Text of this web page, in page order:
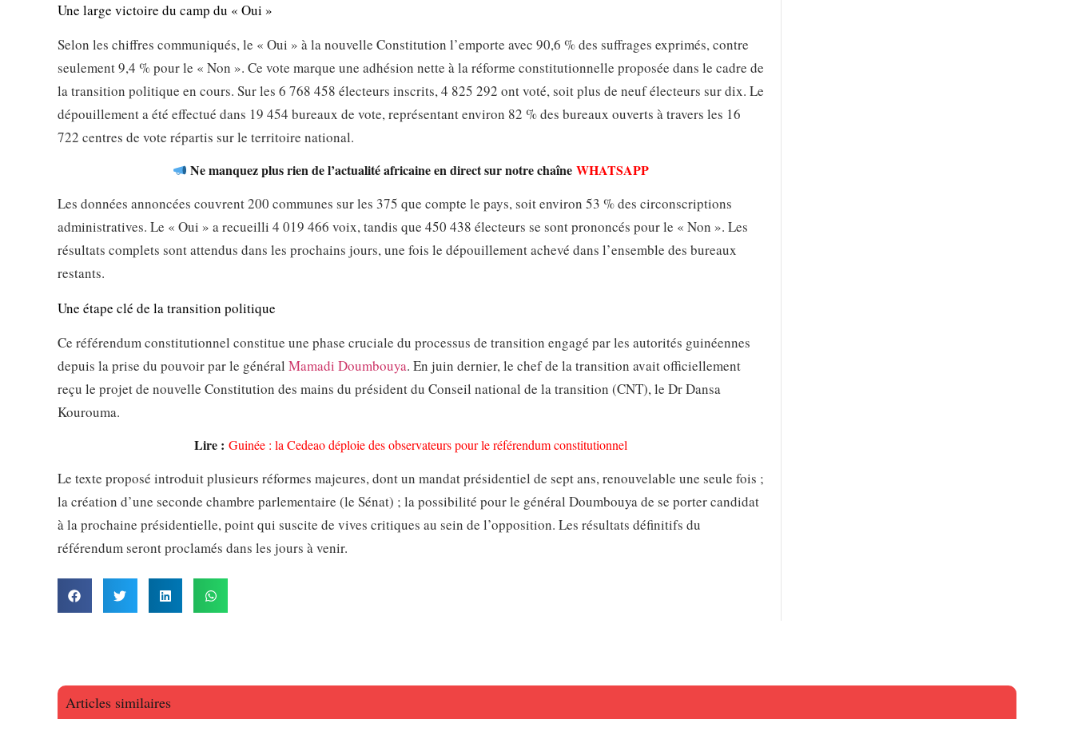
Une large victoire du camp du « Oui »
Selon les chiffres communiqués, le « Oui » à la nouvelle Constitution l’emporte avec 90,6 % des suffrages exprimés, contre
seulement 9,4 % pour le « Non ». Ce vote marque une adhésion nette à la réforme constitutionnelle proposée dans le cadre de
la transition politique en cours. Sur les 6 768 458 électeurs inscrits, 4 825 292 ont voté, soit plus de neuf électeurs sur dix. Le
dépouillement a été effectué dans 19 454 bureaux de vote, représentant environ 82 % des bureaux ouverts à travers les 16
722 centres de vote répartis sur le territoire national.
Ne manquez plus rien de l’actualité africaine en direct sur notre chaîneWHATSAPP
Les données annoncées couvrent 200 communes sur les 375 que compte le pays, soit environ 53 % des circonscriptions
administratives. Le « Oui » a recueilli 4 019 466 voix, tandis que 450 438 électeurs se sont prononcés pour le « Non ». Les
résultats complets sont attendus dans les prochains jours, une fois le dépouillement achevé dans l’ensemble des bureaux
restants.
Une étape clé de la transition politique
Ce référendum constitutionnel constitue une phase cruciale du processus de transition engagé par les autorités guinéennes
depuis la prise du pouvoir par le général Mamadi Doumbouya. En juin dernier, le chef de la transition avait officiellement
reçu le projet de nouvelle Constitution des mains du président du Conseil national de la transition (CNT), le Dr Dansa
Kourouma.
Lire : Guinée : la Cedeao déploie des observateurs pour le référendum constitutionnel
Le texte proposé introduit plusieurs réformes majeures, dont un mandat présidentiel de sept ans, renouvelable une seule fois ;
la création d’une seconde chambre parlementaire (le Sénat) ; la possibilité pour le général Doumbouya de se porter candidat
à la prochaine présidentielle, point qui suscite de vives critiques au sein de l’opposition. Les résultats définitifs du
référendum seront proclamés dans les jours à venir.
Articles similaires